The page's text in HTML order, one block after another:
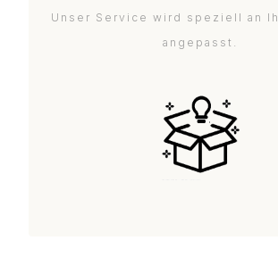
Unser Service wird speziell an
angepasst.